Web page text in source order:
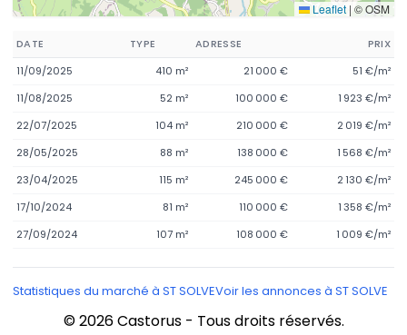
DATE TYPE ADRESSE
PRIX
11/09/2025
410 m² 21 000 €
51 €/m²
11/08/2025
52 m² 100 000 €
1 923 €/m²
22/07/2025
104 m² 210 000 €
2 019 €/m²
28/05/2025
88 m² 138 000 €
1 568 €/m²
23/04/2025
115 m² 245 000 €
2 130 €/m²
17/10/2024
81 m² 110 000 €
1 358 €/m²
27/09/2024
107 m² 108 000 € 1 009 €/m²
Leaflet | © OSM
Statistiques du marché à ST SOLVEVoir les annonces à ST SOLVE
© 2026 Castorus - Tous droits réservés.